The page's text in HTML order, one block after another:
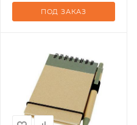
ПОД ЗАКАЗ